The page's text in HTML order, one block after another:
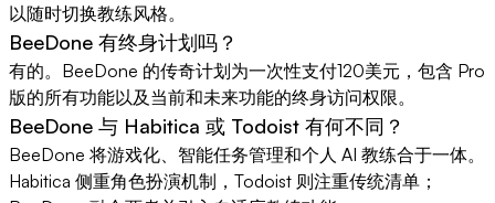
以随时切换教练风格。
BeeDone 有终身计划吗？
有的。BeeDone 的传奇计划为一次性支付120美元，包含 Pro
版的所有功能以及当前和未来功能的终身访问权限。
BeeDone 与 Habitica 或 Todoist 有何不同？
BeeDone 将游戏化、智能任务管理和个人 AI 教练合于一体。
Habitica 侧重角色扮演机制，Todoist 则注重传统清单；